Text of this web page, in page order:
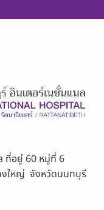
ที่อยู่ 60 หมู่ที่ 6
งใหญ่ จังหวัดนนทบุรี